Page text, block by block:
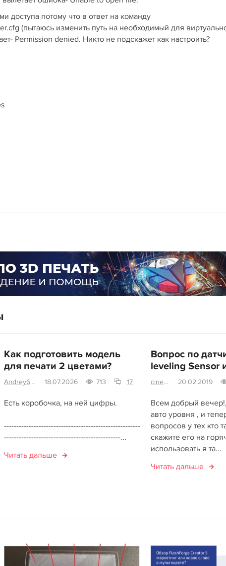
доступа потому что в ответ на команду
(пытаюсь изменить путь на необходимый для
Permission denied. Никто не подскажет как настроить?
Как подготовить модель
для печати 2 цветами?
Andrey6156 18.07.2026 713 17
Есть коробочка, на ней цифры.
-------------------------------------------------------
-----------------------------------------------...
Читать дальше
Вопрос по
leveling Sensor
cinema4d 20.02.2019
Всем добрый
авто уровня , и
вопросов у тех кто
скажите его на
использовать я та...
Читать дальше